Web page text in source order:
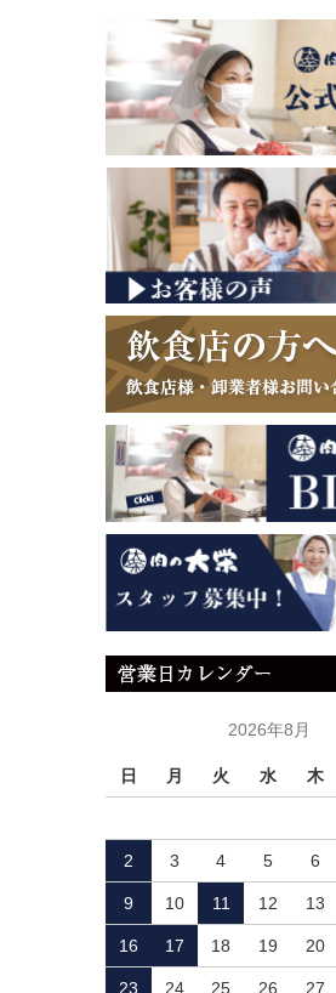
2026年8月
日 月 火 水 木
2 3 4 5 6
9 10 11 12 13
16 17 18 19 20
23 24 25 26 27